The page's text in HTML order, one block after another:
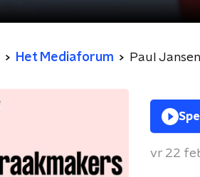
Het Mediaforum Paul
vr 22